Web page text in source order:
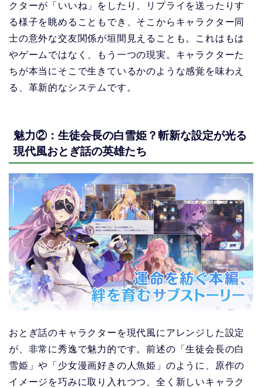
クターが「いいね」をしたり、リプライを送ったりす
る様子を眺めることもでき、そこからキャラクター同
士の意外な交友関係が垣間見えることも。これはもは
やゲームではなく、もう一つの現実。キャラクターた
ちが本当にそこで生きているかのような感覚を味わえ
る、革新的なシステムです。
魅力②：生徒会長の白雪姫？斬新な設定が光る
現代風おとぎ話の英雄たち
おとぎ話のキャラクターを現代風にアレンジした設定
が、非常に秀逸で魅力的です。前述の「生徒会長の白
雪姫」や「少女漫画好きの人魚姫」のように、原作の
イメージを巧みに取り入れつつ、全く新しいキャラク